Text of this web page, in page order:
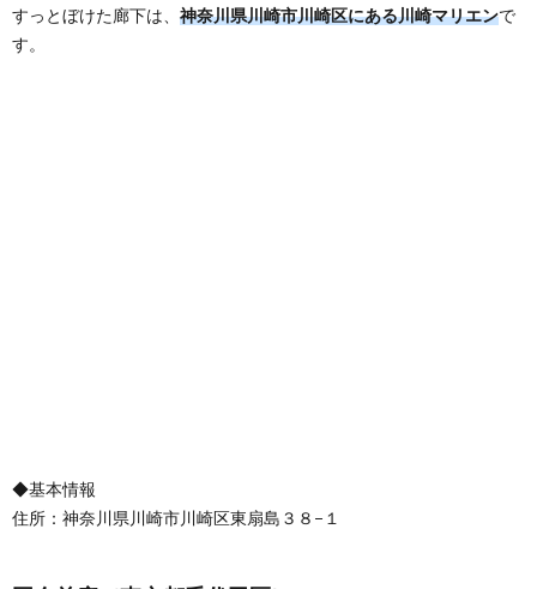
すっとぼけた廊下は、 神奈川県川崎市川崎区にある川崎マリエンで
す。
◆基本情報
住所：神奈川県川崎市川崎区東扇島３８−１